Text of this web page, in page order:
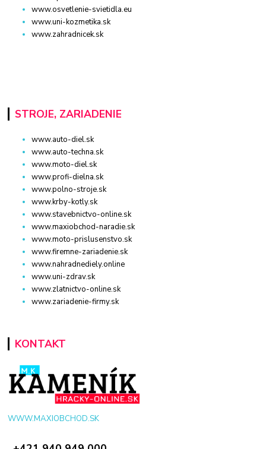
www.osvetlenie-svietidla.eu
www.uni-kozmetika.sk
www.zahradnicek.sk
STROJE, ZARIADENIE
www.auto-diel.sk
www.auto-techna.sk
www.moto-diel.sk
www.profi-dielna.sk
www.polno-stroje.sk
www.krby-kotly.sk
www.stavebnictvo-online.sk
www.maxiobchod-naradie.sk
www.moto-prislusenstvo.sk
www.firemne-zariadenie.sk
www.nahradnediely.online
www.uni-zdrav.sk
www.zlatnictvo-online.sk
www.zariadenie-firmy.sk
KONTAKT
WWW.MAXIOBCHOD.SK